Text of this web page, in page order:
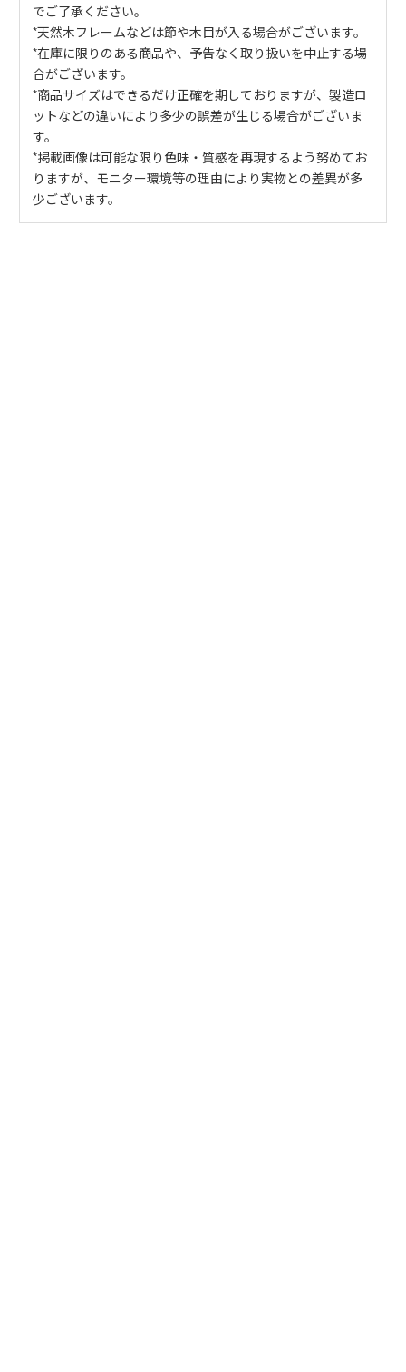
でご了承ください。
*天然木フレームなどは節や木目が入る場合がございます。
*在庫に限りのある商品や、予告なく取り扱いを中止する場
合がございます。
*商品サイズはできるだけ正確を期しておりますが、製造ロ
ットなどの違いにより多少の誤差が生じる場合がございま
す。
*掲載画像は可能な限り色味・質感を再現するよう努めてお
りますが、モニター環境等の理由により実物との差異が多
少ございます。